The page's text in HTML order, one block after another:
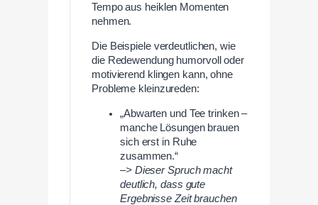
Tempo aus heiklen Momenten
nehmen.
Die Beispiele verdeutlichen, wie
die Redewendung humorvoll oder
motivierend klingen kann, ohne
Probleme kleinzureden:
„Abwarten und Tee trinken –
manche Lösungen brauen
sich erst in Ruhe
zusammen.“
–> Dieser Spruch macht
deutlich, dass gute
Ergebnisse Zeit brauchen